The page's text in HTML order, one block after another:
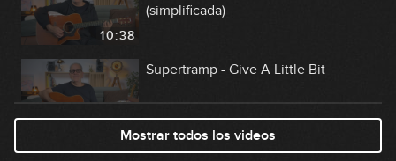
10:38
(simplificada)
22:27
Supertramp - Give A Little Bit
Extremoduro - La vereda de la puerta
Mostrar todos los videos